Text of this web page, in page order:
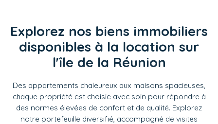
Explorez nos biens immobiliers
disponibles à la location sur
l'île de la Réunion
Des appartements chaleureux aux maisons spacieuses,
chaque propriété est choisie avec soin pour répondre à
des normes élevées de confort et de qualité. Explorez
notre portefeuille diversifié, accompagné de visites